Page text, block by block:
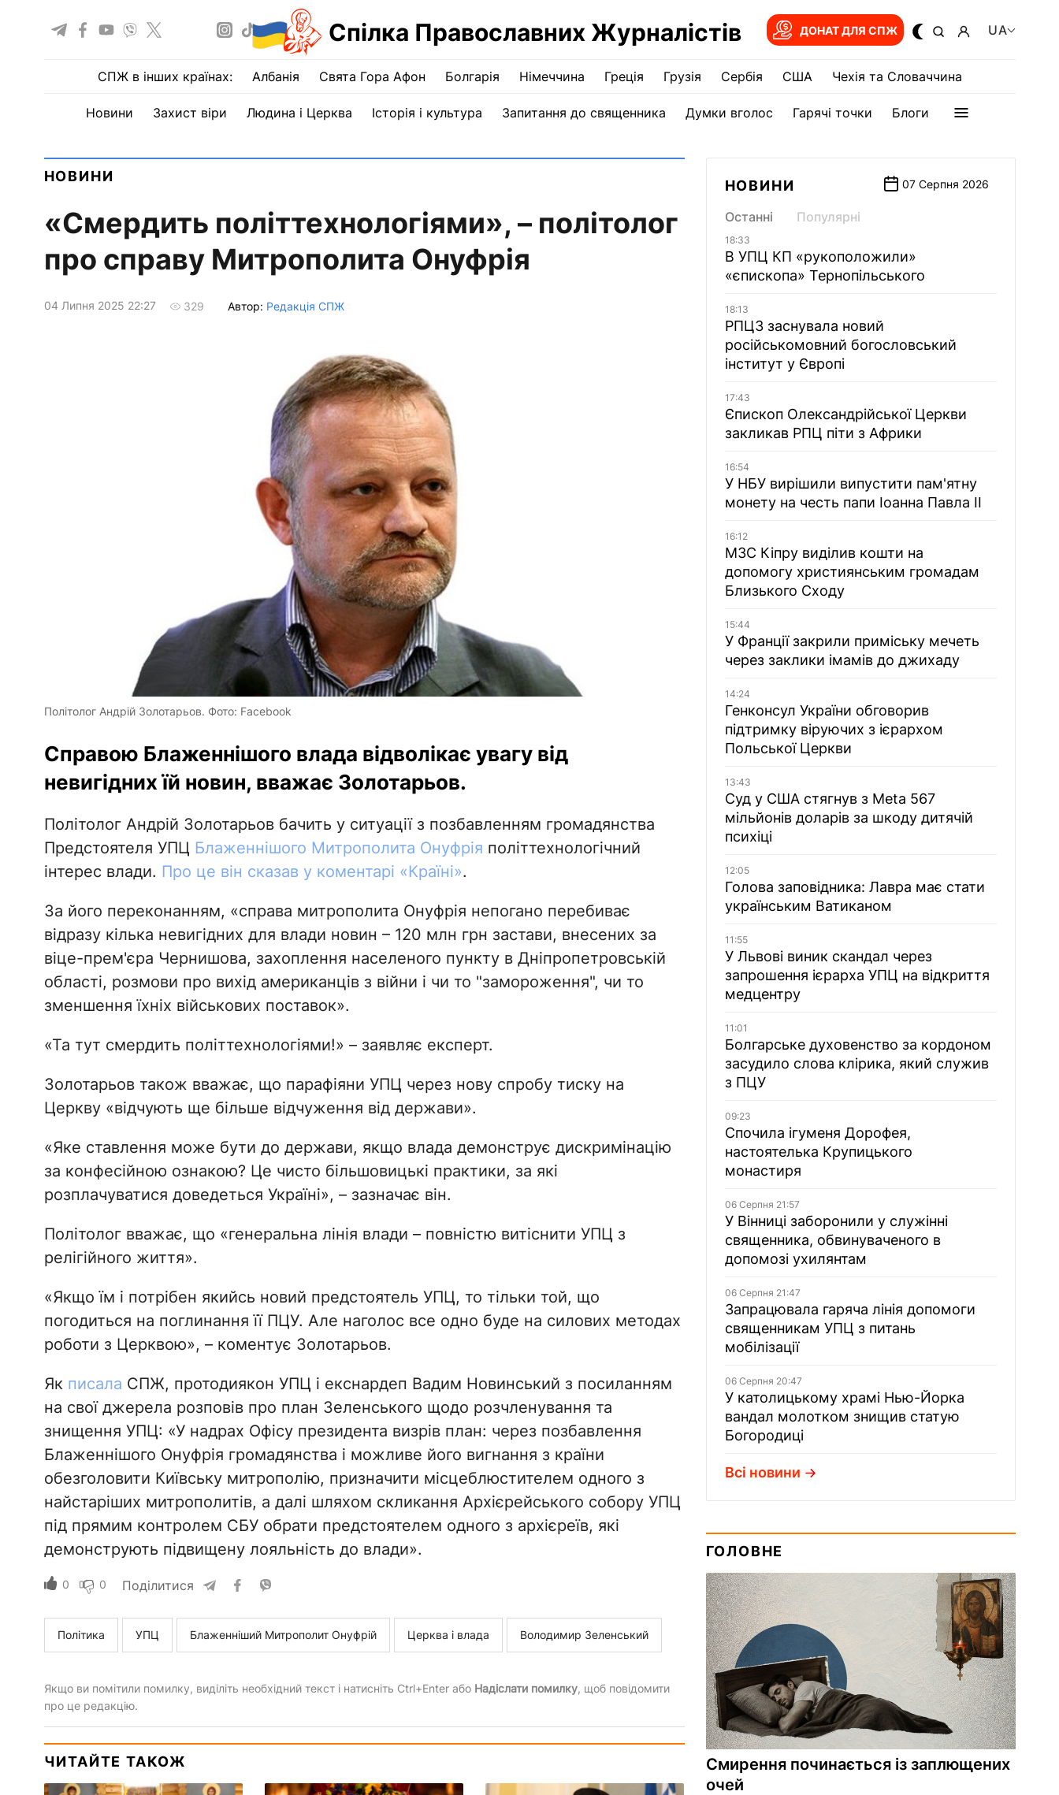
Спілка Православних Журналістів ДОНАТ ДЛЯ СПЖ UA
СПЖ в інших країнах: Албанія Свята Гора Афон Болгарія Німеччина Греція Грузія Сербія США Чехія та Словаччина
Новини Захист віри Людина і Церква Історія і культура Запитання до священника Думки вголос Гарячі точки Блоги
НОВИНИ
«Смердить політтехнологіями», – політолог
про справу Митрополита Онуфрія
04 Липня 2025 22:27 329 Автор: Редакція СПЖ
Політолог Андрій Золотарьов. Фото: Facebook
Справою Блаженнішого влада відволікає увагу від
невигідних їй новин, вважає Золотарьов.
Політолог Андрій Золотарьов бачить у ситуації з позбавленням громадянства
Предстоятеля УПЦ Блаженнішого Митрополита Онуфрія політтехнологічний
інтерес влади. Про це він сказав у коментарі «Країні».
За його переконанням, «справа митрополита Онуфрія непогано перебиває
відразу кілька невигідних для влади новин – 120 млн грн застави, внесених за
віце-прем'єра Чернишова, захоплення населеного пункту в Дніпропетровській
області, розмови про вихід американців з війни і чи то "замороження", чи то
зменшення їхніх військових поставок».
«Та тут смердить політтехнологіями!» – заявляє експерт.
Золотарьов також вважає, що парафіяни УПЦ через нову спробу тиску на
Церкву «відчують ще більше відчуження від держави».
«Яке ставлення може бути до держави, якщо влада демонструє дискримінацію
за конфесійною ознакою? Це чисто більшовицькі практики, за які
розплачуватися доведеться Україні», – зазначає він.
Політолог вважає, що «генеральна лінія влади – повністю витіснити УПЦ з
релігійного життя».
«Якщо їм і потрібен якийсь новий предстоятель УПЦ, то тільки той, що
погодиться на поглинання її ПЦУ. Але наголос все одно буде на силових методах
роботи з Церквою», – коментує Золотарьов.
Як писала СПЖ, протодиякон УПЦ і екснардеп Вадим Новинський з посиланням
на свої джерела розповів про план Зеленського щодо розчленування та
знищення УПЦ: «У надрах Офісу президента визрів план: через позбавлення
Блаженнішого Онуфрія громадянства і можливе його вигнання з країни
обезголовити Київську митрополію, призначити місцеблюстителем одного з
найстаріших митрополитів, а далі шляхом скликання Архієрейського собору УПЦ
під прямим контролем СБУ обрати предстоятелем одного з архієреїв, які
демонструють підвищену лояльність до влади».
0 0 Поділитися
Політика УПЦ Блаженніший Митрополит Онуфрій Церква і влада Володимир Зеленський
Якщо ви помітили помилку, виділіть необхідний текст і натисніть Ctrl+Enter або Надіслати помилку, щоб повідомити
про це редакцію.
ЧИТАЙТЕ ТАКОЖ
НОВИНИ 07 Серпня 2026
Останні Популярні
18:33
В УПЦ КП «рукоположили»
«єпископа» Тернопільського
18:13
РПЦЗ заснувала новий
російськомовний богословський
інститут у Європі
17:43
Єпископ Олександрійської Церкви
закликав РПЦ піти з Африки
16:54
У НБУ вирішили випустити пам'ятну
монету на честь папи Іоанна Павла II
16:12
МЗС Кіпру виділив кошти на
допомогу християнським громадам
Близького Сходу
15:44
У Франції закрили приміську мечеть
через заклики імамів до джихаду
14:24
Генконсул України обговорив
підтримку віруючих з ієрархом
Польської Церкви
13:43
Суд у США стягнув з Meta 567
мільйонів доларів за шкоду дитячій
психіці
12:05
Голова заповідника: Лавра має стати
українським Ватиканом
11:55
У Львові виник скандал через
запрошення ієрарха УПЦ на відкриття
медцентру
11:01
Болгарське духовенство за кордоном
засудило слова клірика, який служив
з ПЦУ
09:23
Спочила ігуменя Дорофея,
настоятелька Крупицького
монастиря
06 Серпня 21:57
У Вінниці заборонили у служінні
священника, обвинуваченого в
допомозі ухилянтам
06 Серпня 21:47
Запрацювала гаряча лінія допомоги
священникам УПЦ з питань
мобілізації
06 Серпня 20:47
У католицькому храмі Нью-Йорка
вандал молотком знищив статую
Богородиці
Всі новини
ГОЛОВНЕ
Смирення починається із заплющених
очей